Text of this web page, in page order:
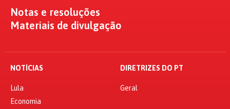
Notas e resoluções
Materiais de divulgação
NOTÍCIAS
Lula
Economia
DIRETRIZES DO PT
Geral